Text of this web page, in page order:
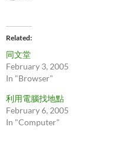
Related
同文堂
February 3, 2005
In "Browser"
利用電腦找地點
February 6, 2005
In "Computer"